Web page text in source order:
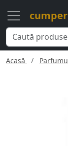
Acasă